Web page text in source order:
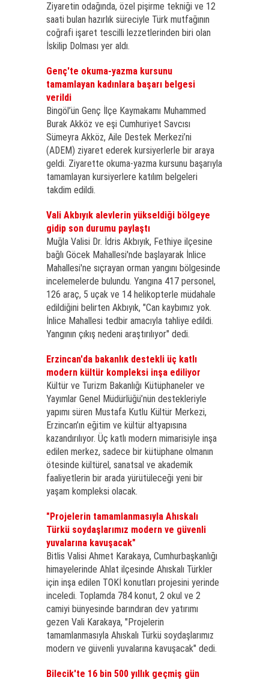
Ziyaretin odağında, özel pişirme tekniği ve 12
saati bulan hazırlık süreciyle Türk mutfağının
coğrafi işaret tescilli lezzetlerinden biri olan
İskilip Dolması yer aldı.
Genç'te okuma-yazma kursunu
tamamlayan kadınlara başarı belgesi
verildi
Bingöl’ün Genç İlçe Kaymakamı Muhammed
Burak Akköz ve eşi Cumhuriyet Savcısı
Sümeyra Akköz, Aile Destek Merkezi’ni
(ADEM) ziyaret ederek kursiyerlerle bir araya
geldi. Ziyarette okuma-yazma kursunu başarıyla
tamamlayan kursiyerlere katılım belgeleri
takdim edildi.
Vali Akbıyık alevlerin yükseldiği bölgeye
gidip son durumu paylaştı
Muğla Valisi Dr. İdris Akbıyık, Fethiye ilçesine
bağlı Göcek Mahallesi'nde başlayarak İnlice
Mahallesi'ne sıçrayan orman yangını bölgesinde
incelemelerde bulundu. Yangına 417 personel,
126 araç, 5 uçak ve 14 helikopterle müdahale
edildiğini belirten Akbıyık, "Can kaybımız yok.
İnlice Mahallesi tedbir amacıyla tahliye edildi.
Yangının çıkış nedeni araştırılıyor" dedi.
Erzincan'da bakanlık destekli üç katlı
modern kültür kompleksi inşa ediliyor
Kültür ve Turizm Bakanlığı Kütüphaneler ve
Yayımlar Genel Müdürlüğü’nün destekleriyle
yapımı süren Mustafa Kutlu Kültür Merkezi,
Erzincan’ın eğitim ve kültür altyapısına
kazandırılıyor. Üç katlı modern mimarisiyle inşa
edilen merkez, sadece bir kütüphane olmanın
ötesinde kültürel, sanatsal ve akademik
faaliyetlerin bir arada yürütüleceği yeni bir
yaşam kompleksi olacak.
"Projelerin tamamlanmasıyla Ahıskalı
Türkü soydaşlarımız modern ve güvenli
yuvalarına kavuşacak"
Bitlis Valisi Ahmet Karakaya, Cumhurbaşkanlığı
himayelerinde Ahlat ilçesinde Ahıskalı Türkler
için inşa edilen TOKİ konutları projesini yerinde
inceledi. Toplamda 784 konut, 2 okul ve 2
camiyi bünyesinde barındıran dev yatırımı
gezen Vali Karakaya, "Projelerin
tamamlanmasıyla Ahıskalı Türkü soydaşlarımız
modern ve güvenli yuvalarına kavuşacak" dedi.
Bilecik'te 16 bin 500 yıllık geçmiş gün